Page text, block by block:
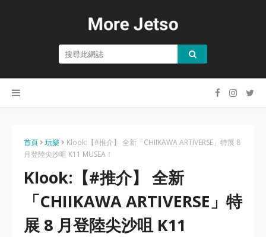
首頁 玩樂
Klook:【#推介】 全新「CHIIKAWA ARTIVERSE」特展 8
月登陸尖沙咀 K11 MUSEA！
Klook:【#推介】 全新
「CHIIKAWA ARTIVERSE」特
展 8 月登陸尖沙咀 K11